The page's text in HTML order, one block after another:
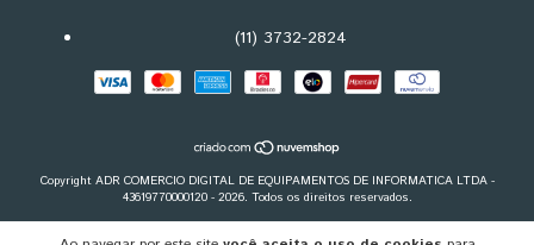
(11) 3732-2824
Copyright ADR COMERCIO DIGITAL DE EQUIPAMENTOS DE INFORMATICA LTDA -
43619770000120 - 2026. Todos os direitos reservados.